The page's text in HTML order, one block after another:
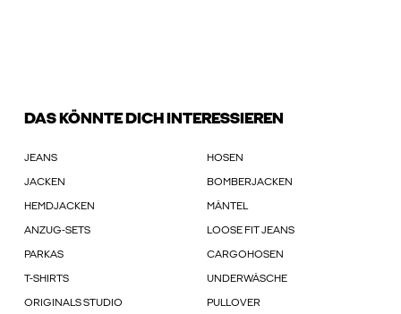
DAS KÖNNTE DICH INTERESSIEREN
JEANS HOSEN
JACKEN BOMBERJACKEN
HEMDJACKEN MÄNTEL
ANZUG-SETS LOOSE FIT JEANS
PARKAS CARGOHOSEN
T-SHIRTS UNDERWÄSCHE
ORIGINALS STUDIO PULLOVER